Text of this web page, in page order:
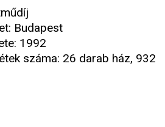
Budapest
1992
száma: 26 darab ház, 932